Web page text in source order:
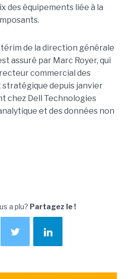
des équipements liée à la
de la direction générale
assuré par Marc Royer, qui
commercial des
depuis janvier
chez Dell Technologies
et des données non
a plu? Partagez le !